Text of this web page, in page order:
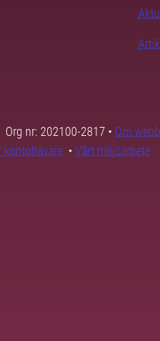
Org nr: 202100-2817 • Om
kontohavare • Vårt miljöarbete